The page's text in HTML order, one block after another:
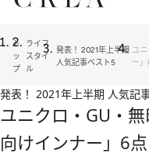
ト
ッ
プ
ライフ
スタイ
ル
発表！ 2021年上半期
人気記事ベスト5
ユ
ー
発表！ 2021年上半期 人気記
ユニクロ・GU・
向けインナー」6